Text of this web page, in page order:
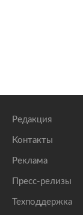
Редакция
Контакты
Реклама
Пресс-релизы
Техподдержка